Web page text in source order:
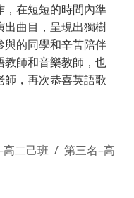
，在短短的時間內準
出曲目，呈現出獨樹
與的同學和辛苦陪伴
教師和音樂教師，也
，再次恭喜英語歌
二己班 / 第三名–高